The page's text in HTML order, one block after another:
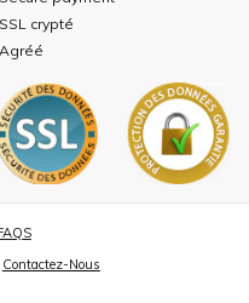
SSL crypté
Agréé
Contactez-Nous